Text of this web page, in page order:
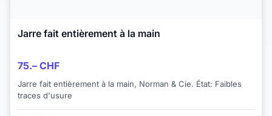
Jarre fait entièrement à la main
75.– CHF
Jarre fait entièrement à la main, Norman & Cie. État: Faibles
traces d'usure